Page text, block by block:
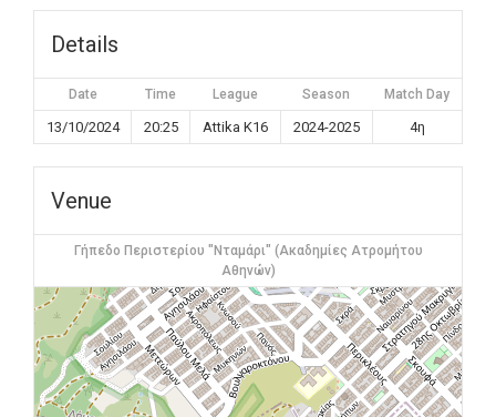
Details
Date Time League Season Match Day
13/10/2024 20:25 Attika K16 2024-2025 4η
Venue
Γήπεδο Περιστερίου "Νταμάρι" (Ακαδημίες Ατρομήτου
Αθηνών)